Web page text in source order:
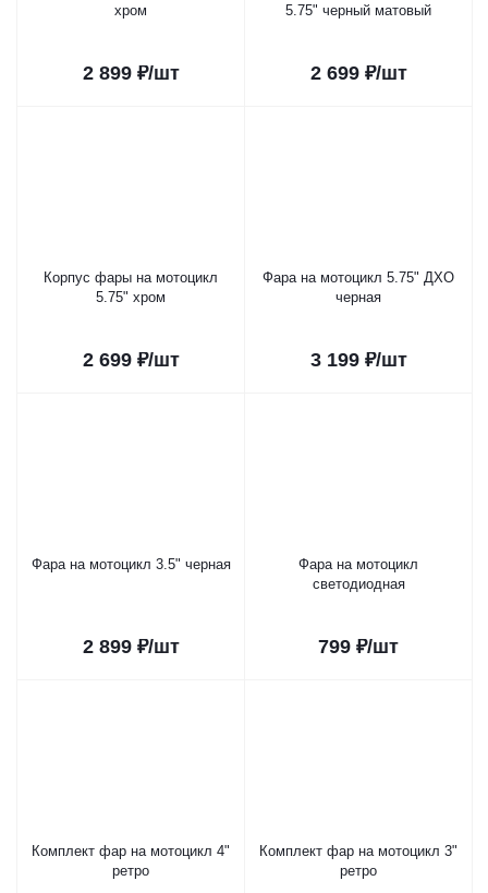
хром
2 899₽/шт
5.75" черный матовый
2 699₽/шт
Корпус фары на мотоцикл
5.75" хром
2 699₽/шт
Фара на мотоцикл 5.75" ДХО
черная
3 199₽/шт
Фара на мотоцикл 3.5" черная
2 899₽/шт
Фара на мотоцикл
светодиодная
799 ₽/шт
Комплект фар на мотоцикл 4"
ретро
Комплект фар на мотоцикл 3"
ретро